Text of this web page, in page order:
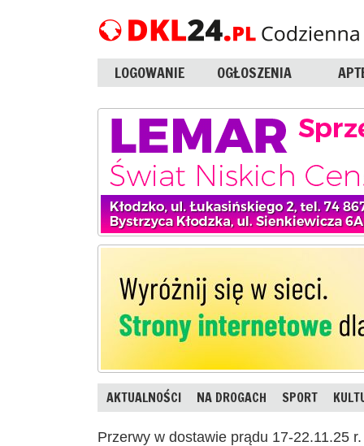
LOGOWANIE OGŁOSZENIA
AKTUALNOŚCI NA DROGACH SPORT
Przerwy w dostawie prądu 17-22.11.25 r.